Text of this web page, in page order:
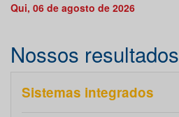
Qui, 06 de agosto de 2026
Nossos resultados
Sistemas integrados